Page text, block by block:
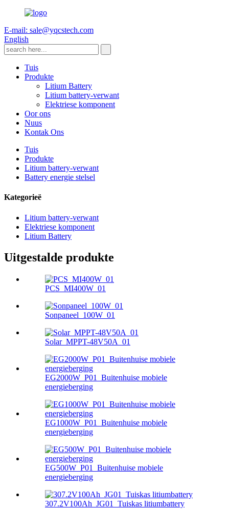
E-mail: sale@yqcstech.com
English
Tuis
Produkte
Litium Battery
Litium battery-verwant
Elektriese komponent
Oor ons
Nuus
Kontak Ons
Tuis
Produkte
Litium battery-verwant
Battery energie stelsel
Kategorieë
Litium battery-verwant
Elektriese komponent
Litium Battery
Uitgestalde produkte
PCS_MI400W_01
Sonpaneel_100W_01
Solar_MPPT-48V50A_01
EG2000W_P01_Buitenhuise mobiele
energieberging
EG1000W_P01_Buitenhuise mobiele
energieberging
EG500W_P01_Buitenhuise mobiele
energieberging
307.2V100Ah_JG01_Tuiskas litiumbattery